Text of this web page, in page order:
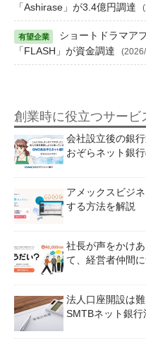
「Ashirase」が3.4億円調達
ショートドラマア
「FLASH」が資金調達
創業時に役立つサービ
会社設立後の銀
おぞらネット銀
アメックスビジ
する方法を解説
社長が声をかけ
て、経営者仲間
法人口座開設は
SMTBネット銀